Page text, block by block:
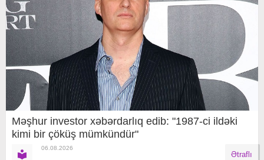
Məşhur investor xəbərdarlıq edib: "1987-ci ildəki
kimi bir çöküş mümkündür"
06.08.2026
Ətraflı